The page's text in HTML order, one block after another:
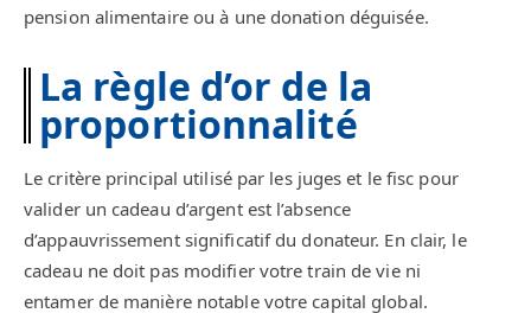
pension alimentaire ou à une donation déguisée.
La règle d’or de la
proportionnalité
Le critère principal utilisé par les juges et le fisc pour
valider un cadeau d’argent est l’absence
d’appauvrissement significatif du donateur. En clair, le
cadeau ne doit pas modifier votre train de vie ni
entamer de manière notable votre capital global.